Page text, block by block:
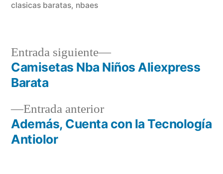
clasicas baratas, nbaes
Navegación
entradas
Entrada anteriorEntrada
anterior:
Además, Cuenta con la Tecnología
Antiolor
Entrada siguiente
Entrada
siguiente:
Camisetas Nba Niños Aliexpress
Barata